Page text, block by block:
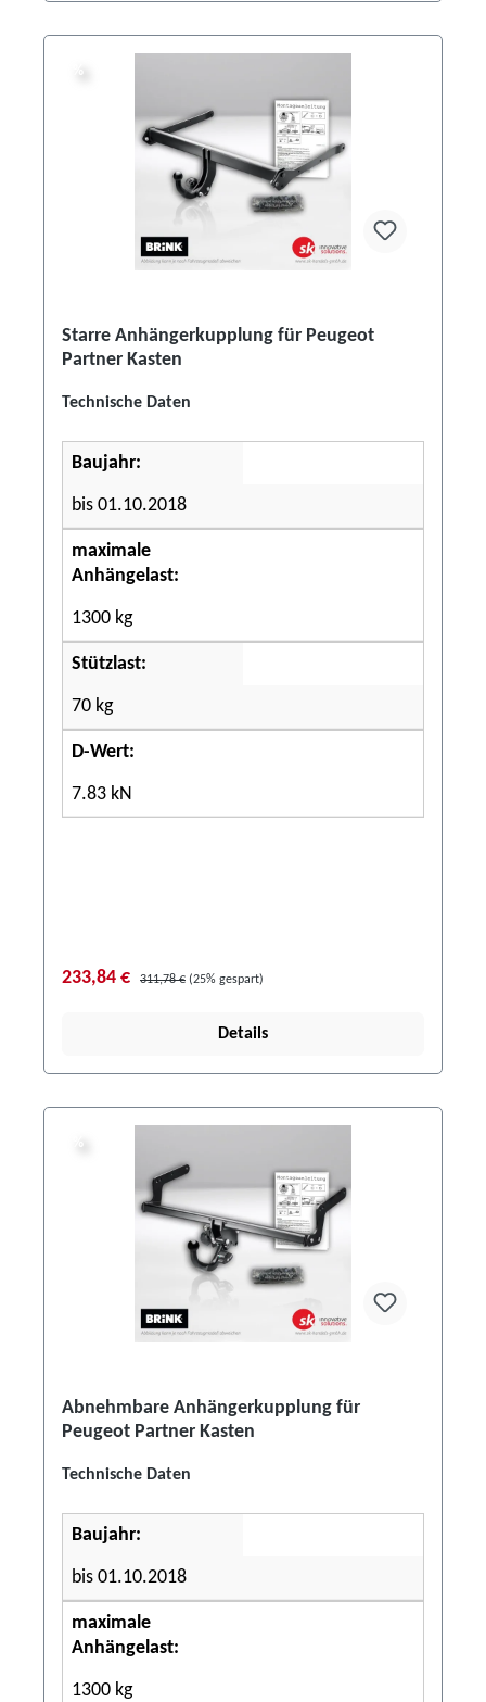
Starre Anhängerkupplung für Peugeot
Partner Kasten
Technische Daten
Baujahr:
bis 01.10.2018
maximale
Anhängelast:
1300 kg
Stützlast:
70 kg
D-Wert:
7.83 kN
233,84 € 311,78 € (25% gespart)
Details
Abnehmbare Anhängerkupplung für
Peugeot Partner Kasten
Technische Daten
Baujahr:
bis 01.10.2018
maximale
Anhängelast:
1300 kg